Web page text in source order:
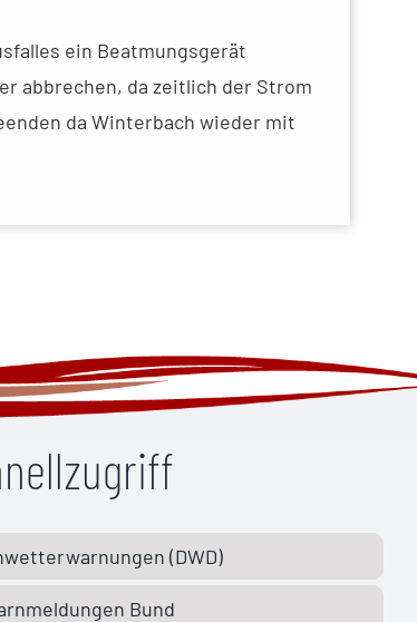
ein Beatmungsgerät
abbrechen, da zeitlich der Strom
da Winterbach wieder mit
(DWD)
Bund